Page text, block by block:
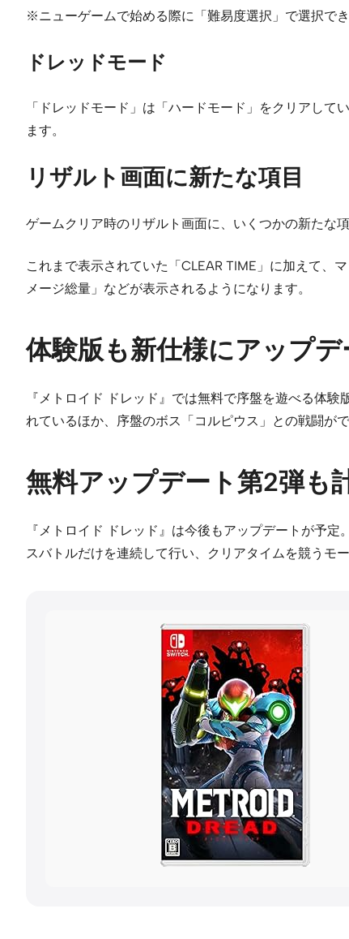
※ニューゲームで始める際に「難易度選択」で選択でき
ドレッドモード
「ドレッドモード」は「ハードモード」をクリアし
ます。
リザルト画面に新たな項目
ゲームクリア時のリザルト画面に、いくつかの新たな
これまで表示されていた「CLEAR TIME」に加えて、
メージ総量」などが表示されるようになります。
体験版も新仕様にアップデ
『メトロイド ドレッド』では無料で序盤を遊べる体
れているほか、序盤のボス「コルピウス」との戦闘が
無料アップデート第2弾も
『メトロイド ドレッド』は今後もアップデートが予
スバトルだけを連続して行い、クリアタイムを競うモ